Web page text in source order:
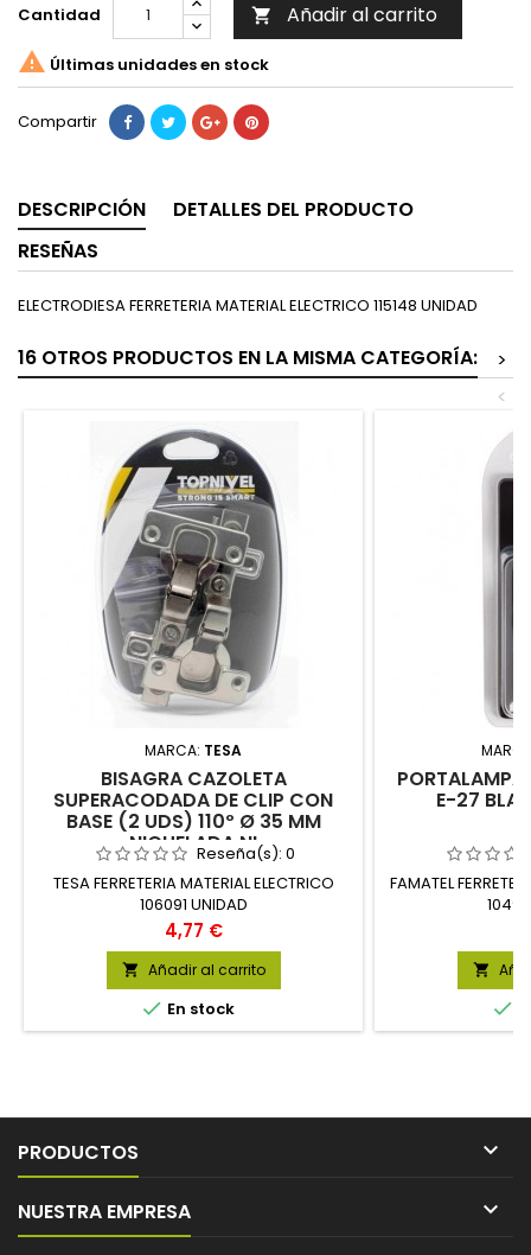
Cantidad  Añadir al carrito
 Últimas unidades en stock
Compartir
DESCRIPCIÓN
DETALLES DEL PRODUCTO
RESEÑAS
ELECTRODIESA FERRETERIA MATERIAL ELECTRICO 115148 UNIDAD
16 OTROS PRODUCTOS EN LA MISMA CATEGORÍA:
>
<
MARCA: TESA
BISAGRA CAZOLETA
SUPERACODADA DE CLIP CON
BASE (2 UDS) 110º Ø 35 MM
NIQUELADA NI
Reseña(s): 0
TESA FERRETERIA MATERIAL ELECTRICO
106091 UNIDAD
Precio
4,77 €
 Añadir al carrito
 En stock
E-27
FAMATEL


PRODUCTOS 
NUESTRA EMPRESA 